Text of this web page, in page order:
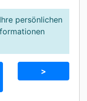
persönlichen
>